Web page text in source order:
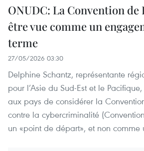
ONUDC: La Convention
être vue comme un
terme
27/05/2026 03:30
Delphine Schantz, représentante
pour l’Asie du Sud-Est et le
aux pays de considérer la
contre la cybercriminalité
un «point de départ», et non comme